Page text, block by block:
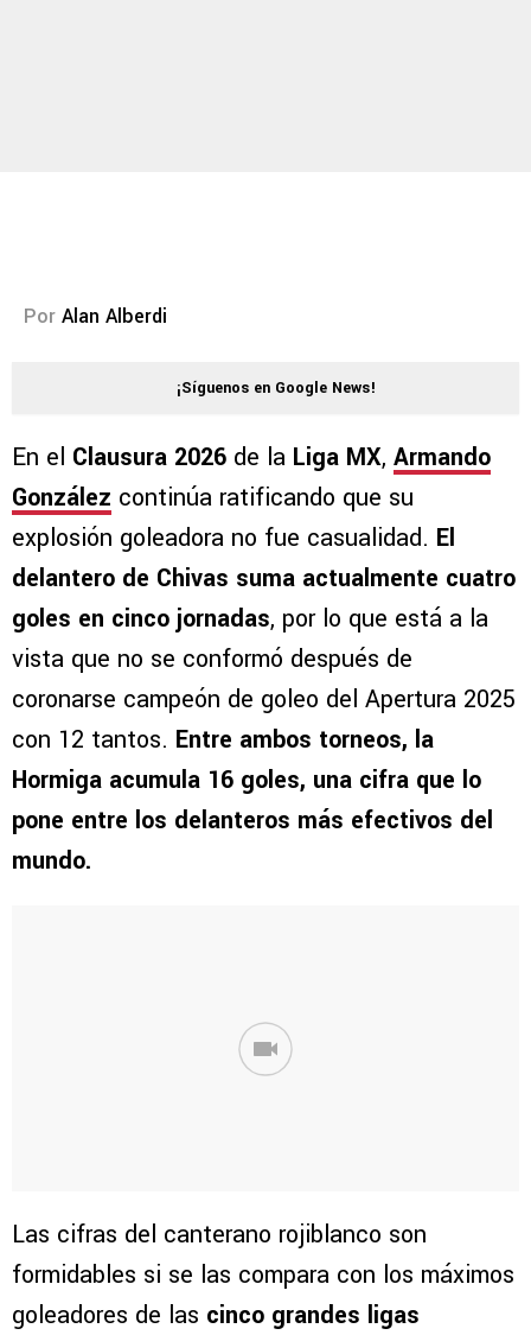
Por Alan Alberdi
¡Síguenos en Google News!
En el Clausura 2026 de la Liga MX, Armando
González continúa ratificando que su
explosión goleadora no fue casualidad. El
delantero de Chivas suma actualmente cuatro
goles en cinco jornadas, por lo que está a la
vista que no se conformó después de
coronarse campeón de goleo del Apertura 2025
con 12 tantos. Entre ambos torneos, la
Hormiga acumula 16 goles, una cifra que lo
pone entre los delanteros más efectivos del
mundo.
Las cifras del canterano rojiblanco son
formidables si se las compara con los máximos
goleadores de las cinco grandes ligas